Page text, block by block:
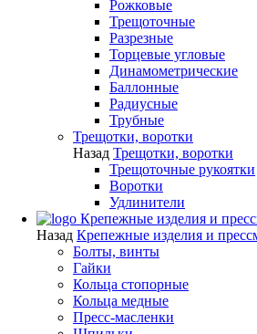
Рожковые
Трещоточные
Разрезные
Торцевые угловые
Динамометрические
Баллонные
Радиусные
Трубные
Трещотки, воротки
Назад Трещотки, воротки
Трещоточные рукоятки
Воротки
Удлинители
Крепежные изделия и
Назад Крепежные изделия и
Болты, винты
Гайки
Кольца стопорные
Кольца медные
Пресс-масленки